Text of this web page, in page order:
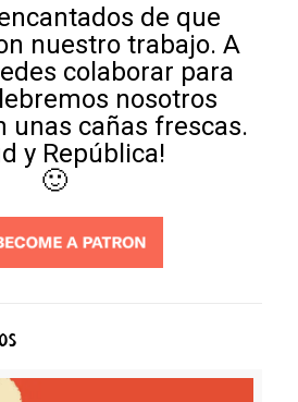
de que
nuestro trabajo. A
colaborar para
nosotros
unas cañas frescas.
y República!
🙂